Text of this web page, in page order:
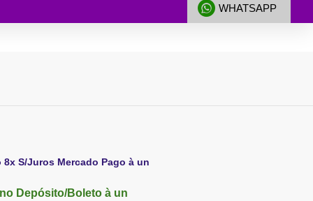
WHATSAPP
8x S/Juros Mercado Pago à un
no Depósito/Boleto à un